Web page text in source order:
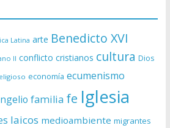
Latina arte Benedicto XVI
II conflicto cristianos cultura Dios
economía ecumenismo
familia fe Iglesia
laicos medioambiente migrantes